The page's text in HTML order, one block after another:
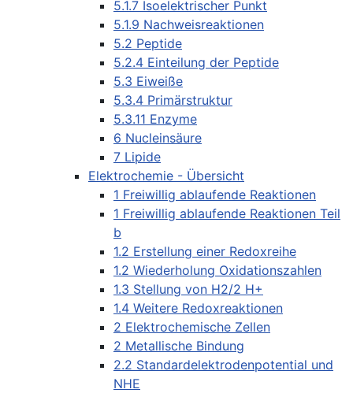
5.1.7 Isoelektrischer Punkt
5.1.9 Nachweisreaktionen
5.2 Peptide
5.2.4 Einteilung der Peptide
5.3 Eiweiße
5.3.4 Primärstruktur
5.3.11 Enzyme
6 Nucleinsäure
7 Lipide
Elektrochemie - Übersicht
1 Freiwillig ablaufende Reaktionen
1 Freiwillig ablaufende Reaktionen Teil
b
1.2 Erstellung einer Redoxreihe
1.2 Wiederholung Oxidationszahlen
1.3 Stellung von H2/2 H+
1.4 Weitere Redoxreaktionen
2 Elektrochemische Zellen
2 Metallische Bindung
2.2 Standardelektrodenpotential und
NHE